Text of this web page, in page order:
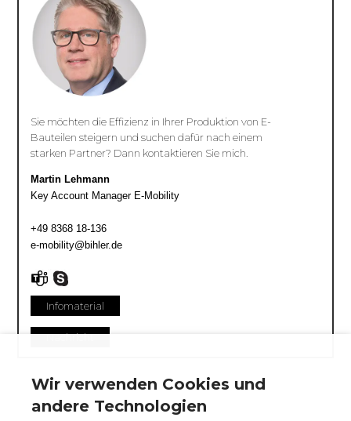
Sie möchten die Effizienz in Ihrer Produktion von E-
Bauteilen steigern und suchen dafür nach einem
starken Partner? Dann kontaktieren Sie mich.
Martin Lehmann
Key Account Manager E-Mobility
+49 8368 18-136
e-mobility@bihler.de
Infomaterial
Nachricht
Wir verwenden Cookies und
andere Technologien